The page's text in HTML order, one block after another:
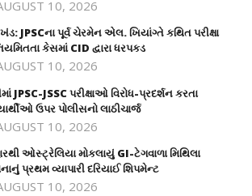
10, 2026
JPSCના પૂર્વ ચેરમેન એલ. ખિયાંગ્તે કથિત પરીક્ષા
કેસમાં CID દ્વારા ધરપકડ
10, 2026
JPSC-JSSC પરીક્ષાઓ વિરોધ-પ્રદર્શન કરતા
ઉપર પોલીસનો લાઠીચાર્જ
10, 2026
ઓસ્ટ્રેલિયા મોકલાયું GI-ટેગવાળા મિથિલા
પ્રથમ વ્યાપારી દરિયાઈ શિપમેન્ટ
10, 2026